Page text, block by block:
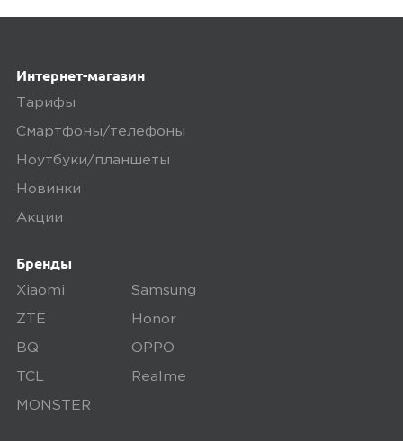
Плюсы
приложение
Дамирович
07 июля 2025, 12:27
никаких понтов - просто работают
Интернет-магазин
Тарифы
Смартфоны/телефоны
Ноутбуки/планшеты
Новинки
Акции
Бренды
Xiaomi Samsung
ZTE Honor
BQ OPPO
TCL Realme
MONSTER